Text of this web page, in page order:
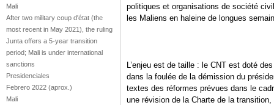
politiques et organisations de société
les Maliens en haleine de longues
L’enjeu est de taille : le CNT est doté
dans la foulée de la démission du
textes des réformes prévues dans le
une révision de la Charte de la
Mali
After two military coup d'état (the
most recent in May 2021), the ruling
Junta offers a 5-year transition
period; Mali is under international
sanctions
Presidenciales
Febrero 2022 (aprox.)
Mali